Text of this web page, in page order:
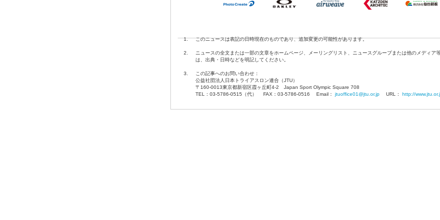
1. このニュースは表記の日時現在のものであり、追加変更の可能性があります。
2.
ニュースの全文または一部の文章をホームページ、メーリングリスト、ニュースグループまたは他のメディア
は、出典・日時などを明記してください。
3.
この記事へのお問い合わせ：
公益社団法人日本トライアスロン連合（JTU）
〒160-0013東京都新宿区霞ヶ丘町4-2 Japan Sport Olympic Square 708
TEL：03-5786-0515（代） FAX：03-5786-0516 Email： jtuoffice01@jtu.or.jp URL： http://